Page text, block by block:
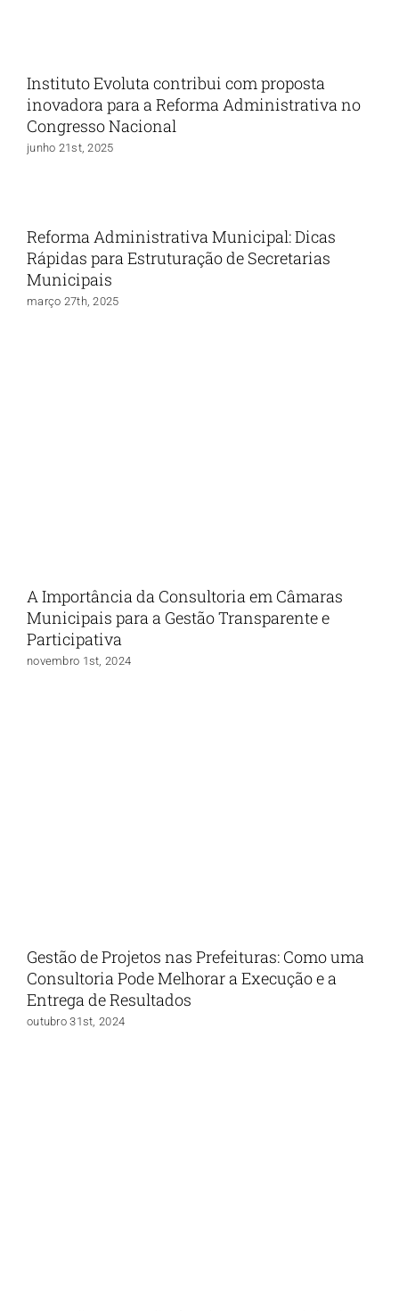
Instituto Evoluta contribui com proposta
inovadora para a Reforma Administrativa no
Congresso Nacional
junho 21st, 2025
Reforma Administrativa Municipal: Dicas
Rápidas para Estruturação de Secretarias
Municipais
março 27th, 2025
A Importância da Consultoria em Câmaras
Municipais para a Gestão Transparente e
Participativa
novembro 1st, 2024
Gestão de Projetos nas Prefeituras: Como uma
Consultoria Pode Melhorar a Execução e a
Entrega de Resultados
outubro 31st, 2024